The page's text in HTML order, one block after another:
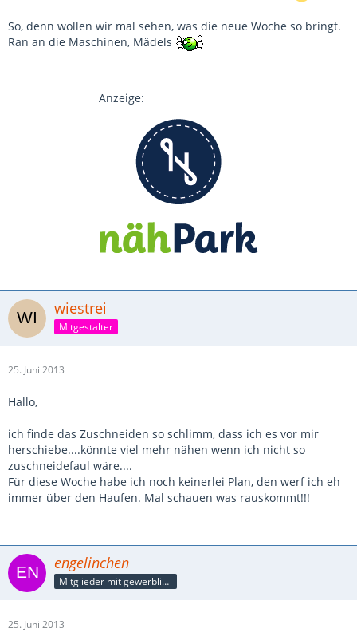
So, denn wollen wir mal sehen, was die neue Woche so bringt.
Ran an die Maschinen, Mädels
Anzeige:
wiestrei
Mitgestalter
25. Juni 2013
Hallo,
ich finde das Zuschneiden so schlimm, dass ich es vor mir
herschiebe....könnte viel mehr nähen wenn ich nicht so
zuschneidefaul wäre....
Für diese Woche habe ich noch keinerlei Plan, den werf ich eh
immer über den Haufen. Mal schauen was rauskommt!!!
engelinchen
Mitglieder mit gewerblicher Verbindung, auch als Mitarbeiter/in
25. Juni 2013